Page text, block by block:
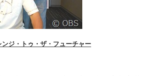
ジ・トゥ・ザ・フューチャー